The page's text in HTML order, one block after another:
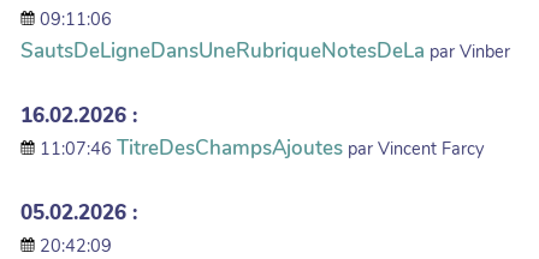
09:11:06
SautsDeLigneDansUneRubriqueNotesDeLa par Vinber
16.02.2026 :
11:07:46 TitreDesChampsAjoutes par Vincent Farcy
05.02.2026 :
20:42:09